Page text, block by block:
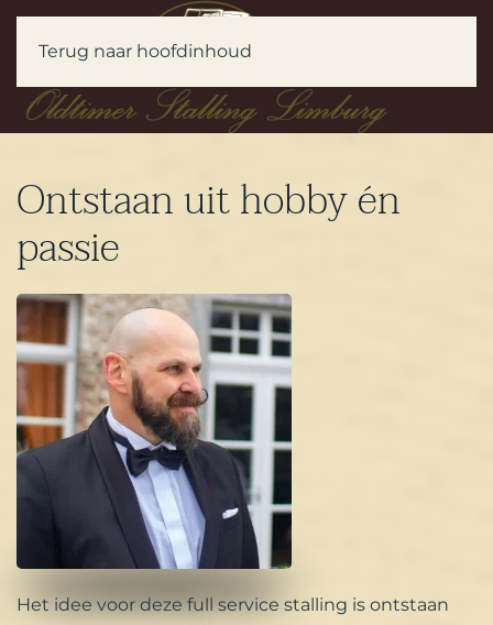
Terug naar hoofdinhoud
Ontstaan uit hobby én
passie
Het idee voor deze full service stalling is ontstaan